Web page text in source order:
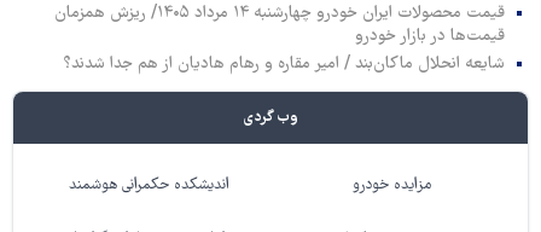
قیمت محصولات ایران خودرو چهارشنبه ۱۴ مرداد ۱۴۰۵/ ریزش همزمان
قیمت‌ها در بازار خودرو
شایعه انحلال ماکان‌بند / امیر مقاره و رهام هادیان از هم جدا شدند؟
وب گردی
مزایده خودرو اندیشکده حکمرانی هوشمند